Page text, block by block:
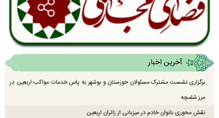
آخرین اخبار
برگزاری نشست مشترک مسئولان خوزستان و بوشهر به پاس خدمات مواکب اربعین در
مرز شلمچه
نقش محوری بانوان خادم در میزبانی از زائران اربعین